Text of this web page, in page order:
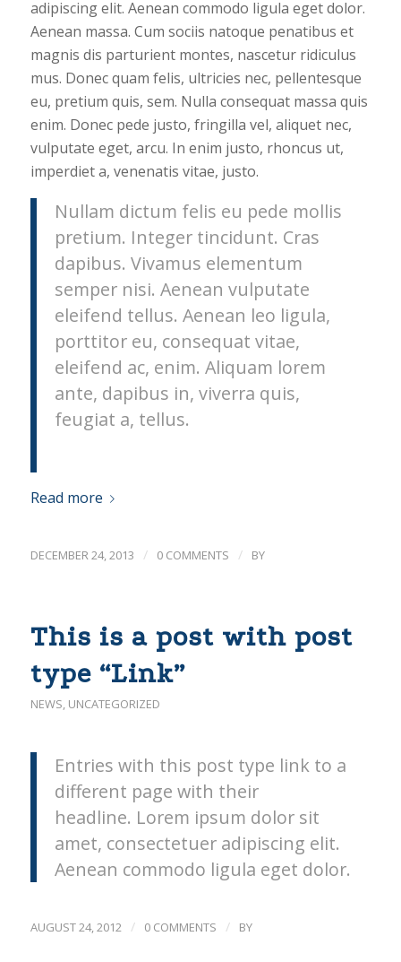
adipiscing elit. Aenean commodo ligula eget dolor.
Aenean massa. Cum sociis natoque penatibus et
magnis dis parturient montes, nascetur ridiculus
mus. Donec quam felis, ultricies nec, pellentesque
eu, pretium quis, sem. Nulla consequat massa quis
enim. Donec pede justo, fringilla vel, aliquet nec,
vulputate eget, arcu. In enim justo, rhoncus ut,
imperdiet a, venenatis vitae, justo.
Nullam dictum felis eu pede mollis
pretium. Integer tincidunt. Cras
dapibus. Vivamus elementum
semper nisi. Aenean vulputate
eleifend tellus. Aenean leo ligula,
porttitor eu, consequat vitae,
eleifend ac, enim. Aliquam lorem
ante, dapibus in, viverra quis,
feugiat a, tellus.
Read more
DECEMBER 24, 2013 / 0 COMMENTS / BY
This is a post with post
type “Link”
NEWS UNCATEGORIZED
Entries with this post type link to a
different page with their
headline. Lorem ipsum dolor sit
amet, consectetuer adipiscing elit.
Aenean commodo ligula eget dolor.
AUGUST 24, 2012 / 0 COMMENTS / BY